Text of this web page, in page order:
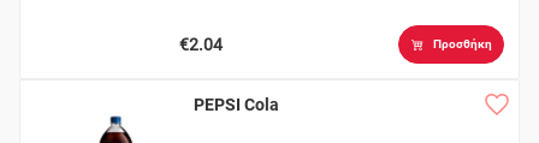
€2.04 Προσθήκη
PEPSI Cola